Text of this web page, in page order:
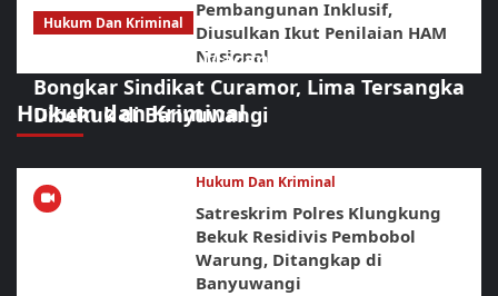
Pembangunan Inklusif,
Diusulkan Ikut Penilaian HAM
Nasional
Hukum dan Kriminal
Hukum Dan Kriminal
Sikat Habis! URC Macan Blambangan
Bongkar Sindikat Curamor, Lima Tersangka
Dibekuk di Banyuwangi
Hukum Dan Kriminal
Satreskrim Polres Klungkung
Bekuk Residivis Pembobol
Warung, Ditangkap di
Banyuwangi